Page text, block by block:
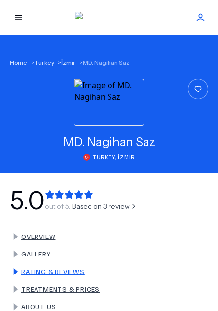
TERMS
Home >Turkey >İzmir >MD. Nagihan Saz
MD. Nagihan Saz
TURKEY, İZMIR
5.0out of 5. Based on 3 review
OVERVIEW
GALLERY
RATING & REVIEWS
TREATMENTS & PRICES
ABOUT US